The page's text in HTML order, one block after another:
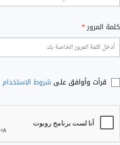
كلمة المرور*
قرأت وأوافق على شروط الاستخدام